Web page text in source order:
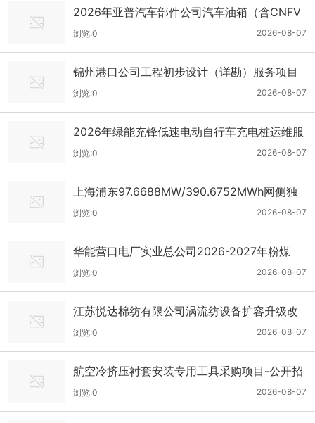
2026年亚普汽车部件公司汽车油箱（含CNFV
37和CNFV18）供货运输服务项目招标公告
2026-08-07
浏览:0
锦州港口公司工程初步设计（详勘）服务项目
招标公告
2026-08-07
浏览:0
2026年绿能充锋低速电动自行车充电桩运维服
务项目广东区域（第一批）1.4万口运营维护服
务标段招标公告
2026-08-07
浏览:0
上海浦东97.6688MW/390.6752MWh网侧独
立储能电站项目EPC总承包招标公告
2026-08-07
浏览:0
华能营口电厂实业总公司2026-2027年粉煤
灰、渣、膏委托（销售、运输）项目-公开招标
公告
2026-08-07
浏览:0
江苏悦达棉纺有限公司涡流纺设备扩容升级改
造一期项目所需涡流纺纱机采购项目-公开招标
公告
2026-08-07
浏览:0
航空冷挤压衬套安装专用工具采购项目-公开招
标公告
2026-08-07
浏览:0